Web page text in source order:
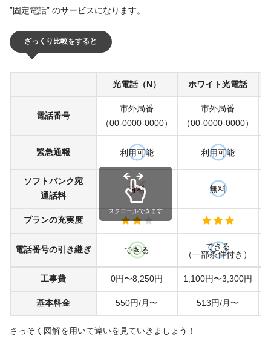
”固定電話” のサービスになります。
ざっくり比較をすると
光電話（N） ホワイト光電話
電話番号
市外局番
（00-0000-0000）
市外局番
（00-0000-0000）
緊急通報 利用可能 利用可能
ソフトバンク宛
通話料
有料 無料
プランの充実度
電話番号の引き継ぎ できる
できる
（一部条件付き）
工事費 0円〜8,250円 1,100円〜3,300円
基本料金 550円/月〜 513円/月〜
スクロールできます
さっそく図解を用いて違いを見ていきましょう！